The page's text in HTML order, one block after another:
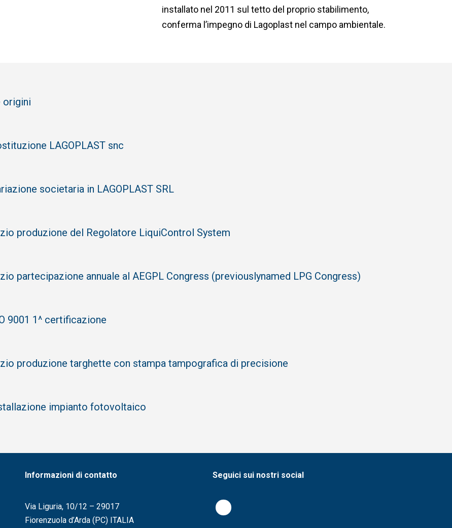
installato nel 2011 sul tetto del proprio stabilimento,
conferma l’impegno di Lagoplast nel campo ambientale.
origini
LAGOPLAST snc
societaria in LAGOPLAST SRL
produzione del Regolatore LiquiControl System
partecipazione annuale al AEGPL Congress (previouslynamed LPG Congress)
9001 1^ certificazione
produzione targhette con stampa tampografica di precisione
impianto fotovoltaico
Informazioni di contatto
Via Liguria, 10/12 – 29017
Fiorenzuola d’Arda (PC) ITALIA
Seguici sui nostri social